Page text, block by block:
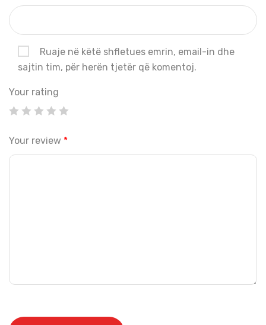
Ruaje në këtë shfletues emrin, email-in dhe
sajtin tim, për herën tjetër që komentoj.
Your rating
Your review *